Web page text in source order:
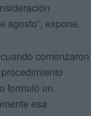
agosto”, expone.
comenzaron
formuló un
esa